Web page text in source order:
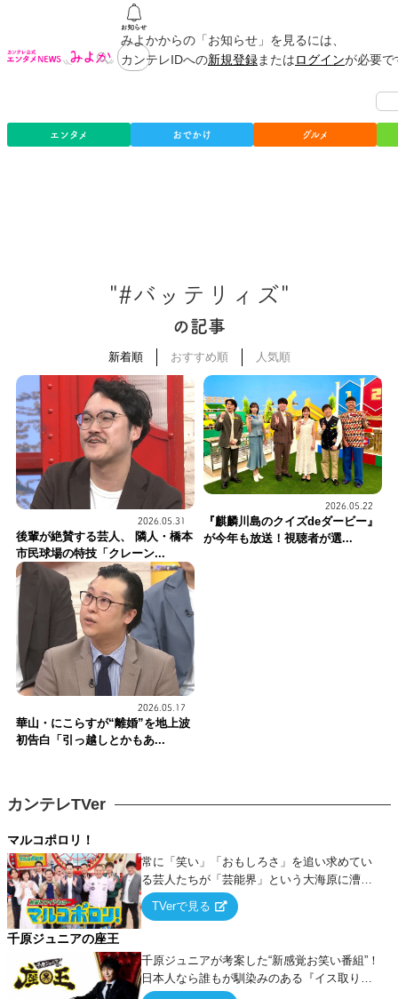
みよかからの「お知らせ」を見るには、
カンテレIDへの新規登録またはログインが必要
エンタメ おでかけ グルメ
"#バッテリィズ"
の記事
新着順 おすすめ順 人気順
2026.05.31
後輩が絶賛する芸人、 隣人・橋本
市民球場の特技「クレーン...
2026.05.22
『麒麟川島のクイズdeダービー』
が今年も放送！視聴者が選...
2026.05.17
華山・にこらすが“離婚”を地上波
初告白「引っ越しとかもあ...
カンテレTVer
マルコポロリ！
常に「笑い」「おもしろさ」を追い求めてい
る芸人たちが「芸能界」という大海原に漕ぎ
出でて、新たなオモシロ人間を発掘する！
TVerで見る
千原ジュニアの座王
千原ジュニアが考案した“新感覚お笑い番組”！
日本人なら誰もが馴染みのある『イス取りゲ
ーム』をベースに、大喜利・ギャグ・モノボ